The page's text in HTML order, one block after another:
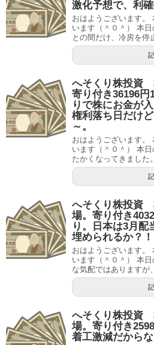
激化予想で、利確
おはようございます。
います（＾０＾） 本
との間だけ、冷房を停
へそくり株投資
寄り付き36196円
りで株にお金が
権利落ち日だけ
～。
おはようございます。
います（＾０＾） 本
たかくなってきました
へそくり株投資
場。寄り付き
り。日本は3月配
埋められるか？！
おはようございます。
います（＾０＾） 本
な気配ではありますが
へそくり株投資
場。寄り付き
着工激減だからな